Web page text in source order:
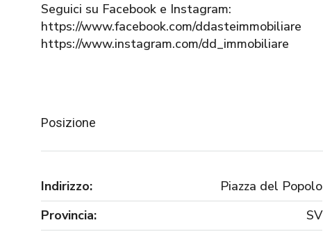
Seguici su Facebook e Instagram:
https://www.facebook.com/ddasteimmobiliare
https://www.instagram.com/dd_immobiliare
Posizione
Indirizzo: Piazza del Popolo
Provincia:
SV